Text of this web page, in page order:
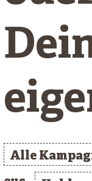
Alle